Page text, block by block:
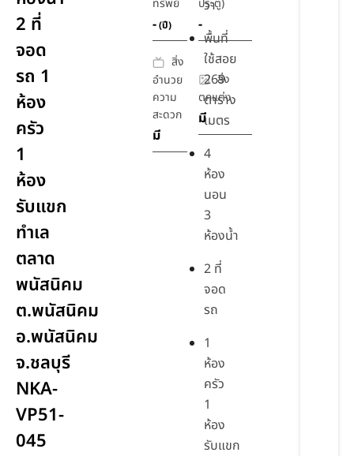
2 ที่
จอด
รถ 1
ห้อง
ครัว
1
ห้อง
รับแขก
ทำเล
ตลาด
พนัสนิคม
ต.พนัสนิคม
อ.พนัสนิคม
จ.ชลบุรี
NKA-
VP51-
045
ทรัพย์
-(ปี)
ประตู)
-
สิ่ง
อำนวย
ความ
สะดวก
มี
สิ่ง
ตกแต่ง
มี
วา
พื้นที่
ใช้สอย
269
ตาราง
เมตร
4
ห้อง
นอน
3
ห้องน้ำ
2 ที่
จอด
รถ
1
ห้อง
ครัว
1
ห้อง
รับแขก